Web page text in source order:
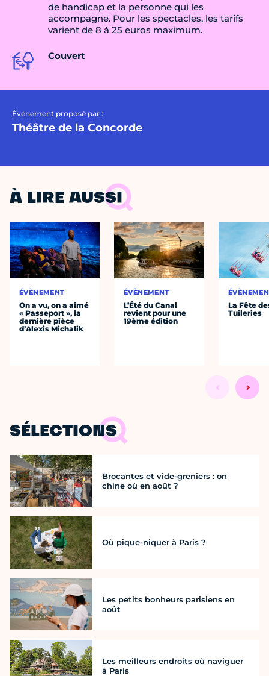
de handicap et la personne qui les
accompagne. Pour les spectacles, les tarifs
varient de 8 à 25 euros maximum.
Couvert
Évènement proposé par :
Théâtre de la Concorde
À LIRE AUSSI
ÉVÈNEMENT
On a vu, on a aimé
« Passeport », la
dernière pièce
d’Alexis Michalik
ÉVÈNEMENT
L’Été du Canal
revient pour une
19ème édition
La Fête
Tuileries
SÉLECTIONS
Brocantes et vide-greniers : on
chine où en août ?
Où pique-niquer à Paris ?
Les petits bonheurs parisiens en
août
Les meilleurs endroits où naviguer
à Paris